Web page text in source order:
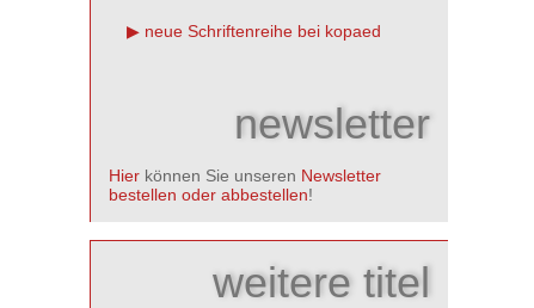
neue Schriftenreihe bei kopaed
newsletter
Hier können Sie unseren Newsletter
bestellen oder abbestellen!
weitere titel